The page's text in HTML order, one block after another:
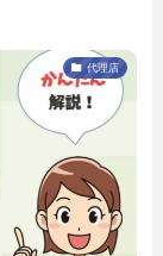
代理店